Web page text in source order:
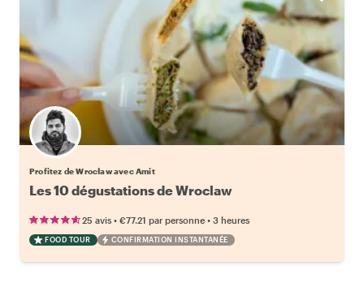
Profitez de Wrocław avec Amit
Les 10 dégustations de Wroclaw
25 avis • €77.21 par personne • 3 heures
FOOD TOUR CONFIRMATION INSTANTANÉE